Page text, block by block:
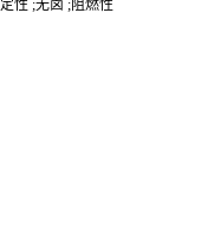
性 ;无卤 ;阻燃性